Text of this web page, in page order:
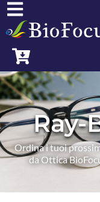
Ray-
Ordina i tuoi
da Ottica